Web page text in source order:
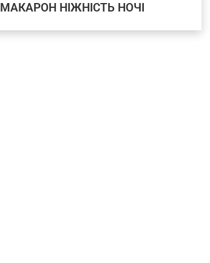
МАКАРОН НІЖНІСТЬ НОЧІ